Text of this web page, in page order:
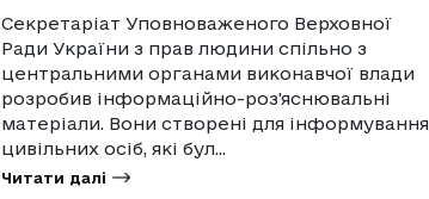
Секретаріат Уповноваженого Верховної
Ради України з прав людини спільно з
центральними органами виконавчої влади
розробив інформаційно-роз'яснювальні
матеріали. Вони створені для інформування
цивільних осіб, які бул...
Читати далі